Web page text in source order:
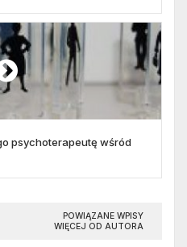
psychoterapeutę wśród
POWIĄZANE WPISY
WIĘCEJ OD AUTORA